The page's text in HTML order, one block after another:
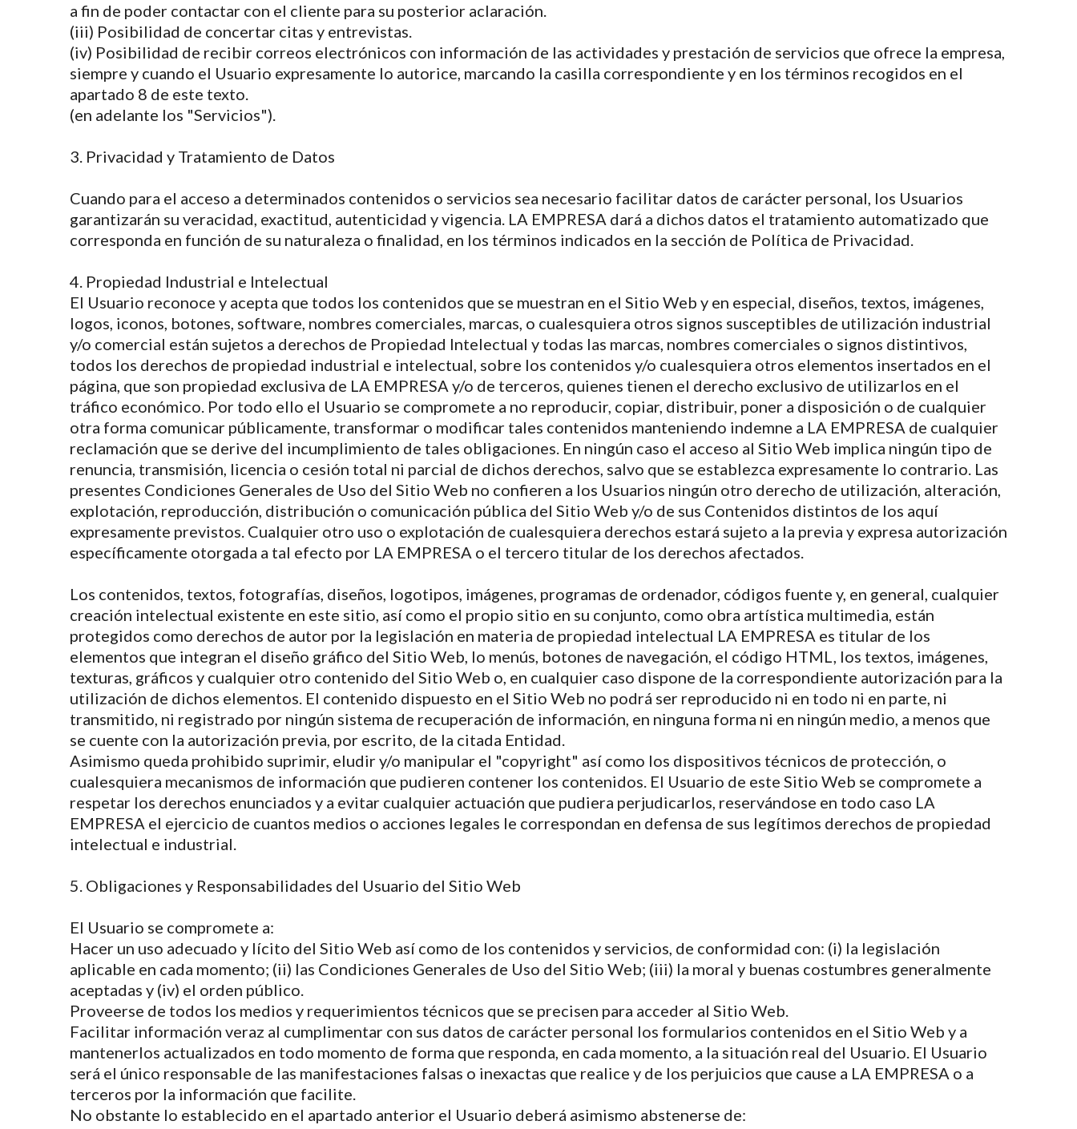
a fin de poder contactar con el cliente para su posterior aclaración.
(iii) Posibilidad de concertar citas y entrevistas.
(iv) Posibilidad de recibir correos electrónicos con información de las actividades y prestación de servicios que ofrece la empresa,
siempre y cuando el Usuario expresamente lo autorice, marcando la casilla correspondiente y en los términos recogidos en el
apartado 8 de este texto.
(en adelante los "Servicios").
3. Privacidad y Tratamiento de Datos
Cuando para el acceso a determinados contenidos o servicios sea necesario facilitar datos de carácter personal, los Usuarios
garantizarán su veracidad, exactitud, autenticidad y vigencia. LA EMPRESA dará a dichos datos el tratamiento automatizado que
corresponda en función de su naturaleza o finalidad, en los términos indicados en la sección de Política de Privacidad.
4. Propiedad Industrial e Intelectual
El Usuario reconoce y acepta que todos los contenidos que se muestran en el Sitio Web y en especial, diseños, textos, imágenes,
logos, iconos, botones, software, nombres comerciales, marcas, o cualesquiera otros signos susceptibles de utilización industrial
y/o comercial están sujetos a derechos de Propiedad Intelectual y todas las marcas, nombres comerciales o signos distintivos,
todos los derechos de propiedad industrial e intelectual, sobre los contenidos y/o cualesquiera otros elementos insertados en el
página, que son propiedad exclusiva de LA EMPRESA y/o de terceros, quienes tienen el derecho exclusivo de utilizarlos en el
tráfico económico. Por todo ello el Usuario se compromete a no reproducir, copiar, distribuir, poner a disposición o de cualquier
otra forma comunicar públicamente, transformar o modificar tales contenidos manteniendo indemne a LA EMPRESA de cualquier
reclamación que se derive del incumplimiento de tales obligaciones. En ningún caso el acceso al Sitio Web implica ningún tipo de
renuncia, transmisión, licencia o cesión total ni parcial de dichos derechos, salvo que se establezca expresamente lo contrario. Las
presentes Condiciones Generales de Uso del Sitio Web no confieren a los Usuarios ningún otro derecho de utilización, alteración,
explotación, reproducción, distribución o comunicación pública del Sitio Web y/o de sus Contenidos distintos de los aquí
expresamente previstos. Cualquier otro uso o explotación de cualesquiera derechos estará sujeto a la previa y expresa autorización
específicamente otorgada a tal efecto por LA EMPRESA o el tercero titular de los derechos afectados.
Los contenidos, textos, fotografías, diseños, logotipos, imágenes, programas de ordenador, códigos fuente y, en general, cualquier
creación intelectual existente en este sitio, así como el propio sitio en su conjunto, como obra artística multimedia, están
protegidos como derechos de autor por la legislación en materia de propiedad intelectual LA EMPRESA es titular de los
elementos que integran el diseño gráfico del Sitio Web, lo menús, botones de navegación, el código HTML, los textos, imágenes,
texturas, gráficos y cualquier otro contenido del Sitio Web o, en cualquier caso dispone de la correspondiente autorización para la
utilización de dichos elementos. El contenido dispuesto en el Sitio Web no podrá ser reproducido ni en todo ni en parte, ni
transmitido, ni registrado por ningún sistema de recuperación de información, en ninguna forma ni en ningún medio, a menos que
se cuente con la autorización previa, por escrito, de la citada Entidad.
Asimismo queda prohibido suprimir, eludir y/o manipular el "copyright" así como los dispositivos técnicos de protección, o
cualesquiera mecanismos de información que pudieren contener los contenidos. El Usuario de este Sitio Web se compromete a
respetar los derechos enunciados y a evitar cualquier actuación que pudiera perjudicarlos, reservándose en todo caso LA
EMPRESA el ejercicio de cuantos medios o acciones legales le correspondan en defensa de sus legítimos derechos de propiedad
intelectual e industrial.
5. Obligaciones y Responsabilidades del Usuario del Sitio Web
El Usuario se compromete a:
Hacer un uso adecuado y lícito del Sitio Web así como de los contenidos y servicios, de conformidad con: (i) la legislación
aplicable en cada momento; (ii) las Condiciones Generales de Uso del Sitio Web; (iii) la moral y buenas costumbres generalmente
aceptadas y (iv) el orden público.
Proveerse de todos los medios y requerimientos técnicos que se precisen para acceder al Sitio Web.
Facilitar información veraz al cumplimentar con sus datos de carácter personal los formularios contenidos en el Sitio Web y a
mantenerlos actualizados en todo momento de forma que responda, en cada momento, a la situación real del Usuario. El Usuario
será el único responsable de las manifestaciones falsas o inexactas que realice y de los perjuicios que cause a LA EMPRESA o a
terceros por la información que facilite.
No obstante lo establecido en el apartado anterior el Usuario deberá asimismo abstenerse de: